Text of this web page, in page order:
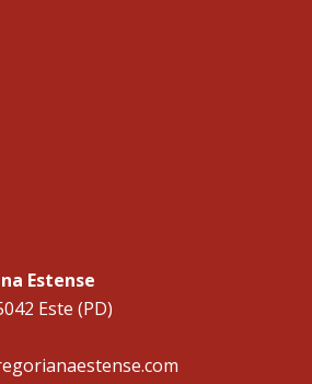
Estense
Este (PD)